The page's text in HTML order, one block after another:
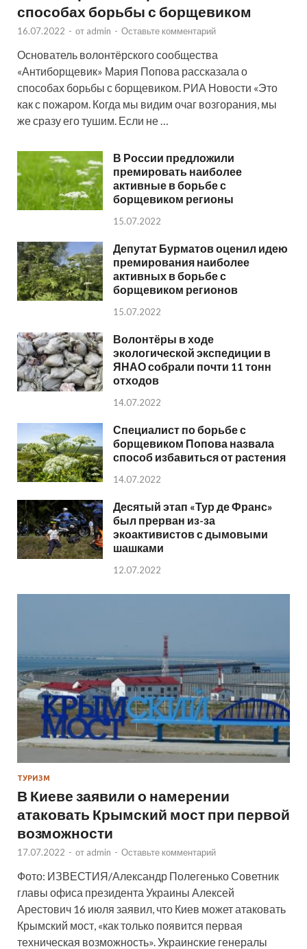
способах борьбы с борщевиком
16.07.2022 - от admin - Оставьте комментарий
Основатель волонтёрского сообщества
«Антиборщевик» Мария Попова рассказала о
способах борьбы с борщевиком. РИА Новости «Это
как с пожаром. Когда мы видим очаг возгорания, мы
же сразу его тушим. Если не …
В России предложили
премировать наиболее
активные в борьбе с
борщевиком регионы
15.07.2022
Депутат Бурматов оценил идею
премирования наиболее
активных в борьбе с
борщевиком регионов
15.07.2022
Волонтёры в ходе
экологической экспедиции в
ЯНАО собрали почти 11 тонн
отходов
14.07.2022
Специалист по борьбе с
борщевиком Попова назвала
способ избавиться от растения
14.07.2022
Десятый этап «Тур де Франс»
был прерван из-за
экоактивистов с дымовыми
шашками
12.07.2022
ТУРИЗМ
В Киеве заявили о намерении
атаковать Крымский мост при первой
возможности
17.07.2022 - от admin - Оставьте комментарий
Фото: ИЗВЕСТИЯ/Александр Полегенько Советник
главы офиса президента Украины Алексей
Арестович 16 июля заявил, что Киев может атаковать
Крымский мост, «как только появится первая
техническая возможность». Украинские генералы